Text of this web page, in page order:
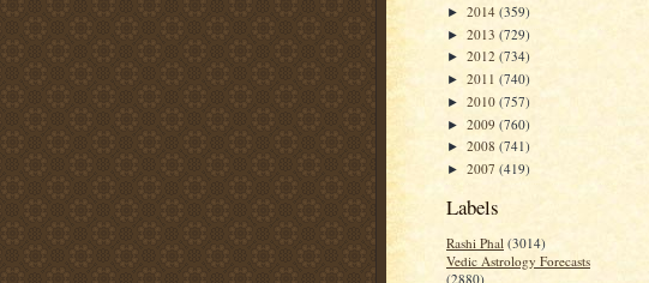
► 2014 (359)
► 2013 (729)
► 2012 (734)
► 2011 (740)
► 2010 (757)
► 2009 (760)
► 2008 (741)
► 2007 (419)
Labels
Rashi Phal (3014)
Vedic Astrology Forecasts
(2880)